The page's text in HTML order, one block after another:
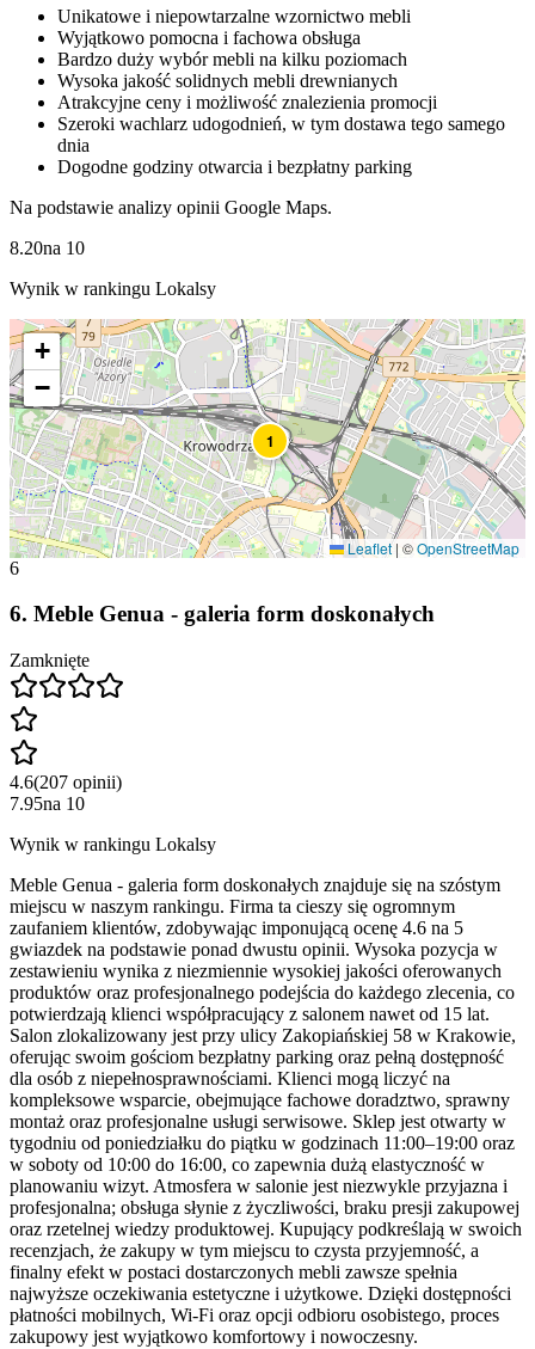
Unikatowe i niepowtarzalne wzornictwo mebli
Wyjątkowo pomocna i fachowa obsługa
Bardzo duży wybór mebli na kilku poziomach
Wysoka jakość solidnych mebli drewnianych
Atrakcyjne ceny i możliwość znalezienia promocji
Szeroki wachlarz udogodnień, w tym dostawa tego samego
dnia
Dogodne godziny otwarcia i bezpłatny parking
Na podstawie analizy opinii Google Maps.
8.20na 10
Wynik w rankingu Lokalsy
1
+
−
Leaflet | ©OpenStreetMap
6
6. Meble Genua - galeria form doskonałych
Zamknięte
4.6(207 opinii)
7.95na 10
Wynik w rankingu Lokalsy
Meble Genua - galeria form doskonałych znajduje się na szóstym
miejscu w naszym rankingu. Firma ta cieszy się ogromnym
zaufaniem klientów, zdobywając imponującą ocenę 4.6 na 5
gwiazdek na podstawie ponad dwustu opinii. Wysoka pozycja w
zestawieniu wynika z niezmiennie wysokiej jakości oferowanych
produktów oraz profesjonalnego podejścia do każdego zlecenia, co
potwierdzają klienci współpracujący z salonem nawet od 15 lat.
Salon zlokalizowany jest przy ulicy Zakopiańskiej 58 w Krakowie,
oferując swoim gościom bezpłatny parking oraz pełną dostępność
dla osób z niepełnosprawnościami. Klienci mogą liczyć na
kompleksowe wsparcie, obejmujące fachowe doradztwo, sprawny
montaż oraz profesjonalne usługi serwisowe. Sklep jest otwarty w
tygodniu od poniedziałku do piątku w godzinach 11:00–19:00 oraz
w soboty od 10:00 do 16:00, co zapewnia dużą elastyczność w
planowaniu wizyt. Atmosfera w salonie jest niezwykle przyjazna i
profesjonalna; obsługa słynie z życzliwości, braku presji zakupowej
oraz rzetelnej wiedzy produktowej. Kupujący podkreślają w swoich
recenzjach, że zakupy w tym miejscu to czysta przyjemność, a
finalny efekt w postaci dostarczonych mebli zawsze spełnia
najwyższe oczekiwania estetyczne i użytkowe. Dzięki dostępności
płatności mobilnych, Wi-Fi oraz opcji odbioru osobistego, proces
zakupowy jest wyjątkowo komfortowy i nowoczesny.